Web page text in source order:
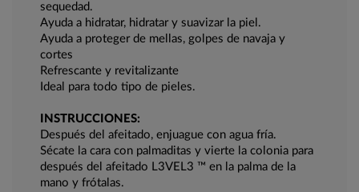
sequedad.
Ayuda a hidratar, hidratar y suavizar la piel.
Ayuda a proteger de mellas, golpes de navaja y
cortes
Refrescante y revitalizante
Ideal para todo tipo de pieles.
INSTRUCCIONES:
Después del afeitado, enjuague con agua fría.
Sécate la cara con palmaditas y vierte la colonia para
después del afeitado L3VEL3 ™ en la palma de la
mano y frótalas.